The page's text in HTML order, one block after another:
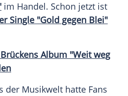
im Handel. Schon jetzt ist
Single "Gold gegen Blei"
Album "Weit weg
der Musikwelt hatte Fans